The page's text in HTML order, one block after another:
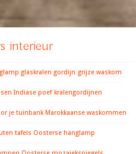
interieur
glaskralen gordijn grijze waskom
Indiase poef kralengordijnen
je tuinbank Marokkaanse waskommen
tafels Oosterse hanglamp